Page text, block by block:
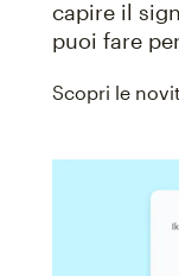
capire il
puoi fare
Scopri le